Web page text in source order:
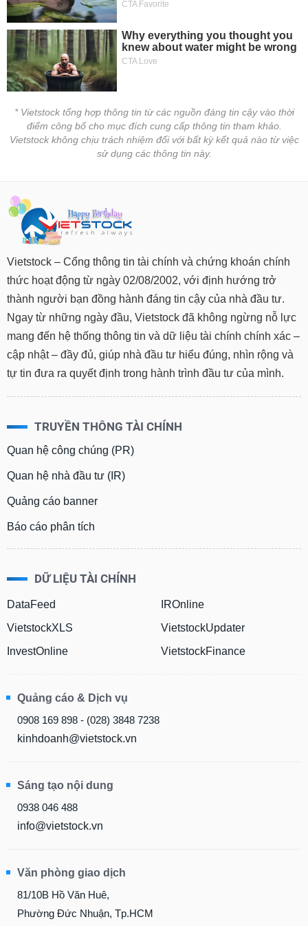
* Vietstock tổng hợp thông tin từ các nguồn đáng tin cậy vào thời
điểm công bố cho mục đích cung cấp thông tin tham khảo.
Vietstock không chịu trách nhiệm đối với bất kỳ kết quả nào từ việc
sử dụng các thông tin này.
Vietstock – Cổng thông tin tài chính và chứng khoán chính
thức hoạt động từ ngày 02/08/2002, với định hướng trở
thành người bạn đồng hành đáng tin cậy của nhà đầu tư.
Ngay từ những ngày đầu, Vietstock đã không ngừng nỗ lực
mang đến hệ thống thông tin và dữ liệu tài chính chính xác –
cập nhật – đầy đủ, giúp nhà đầu tư hiểu đúng, nhìn rộng và
tự tin đưa ra quyết định trong hành trình đầu tư của mình.
TRUYỀN THÔNG TÀI CHÍNH
Quan hệ công chúng (PR)
Quan hệ nhà đầu tư (IR)
Quảng cáo banner
Báo cáo phân tích
DỮ LIỆU TÀI CHÍNH
DataFeed
VietstockXLS
InvestOnline
IROnline
VietstockUpdater
VietstockFinance
Quảng cáo & Dịch vụ
0908 169 898 - (028) 3848 7238
kinhdoanh@vietstock.vn
Sáng tạo nội dung
0938 046 488
info@vietstock.vn
Văn phòng giao dịch
81/10B Hồ Văn Huê,
Phường Đức Nhuận, Tp.HCM
chính